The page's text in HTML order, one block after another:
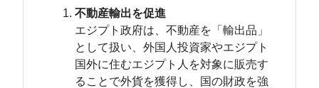
不動産輸出を促進
エジプト政府は、不動産を「輸出品」
として扱い、外国人投資家やエジプト
国外に住むエジプト人を対象に販売す
ることで外貨を獲得し、国の財政を強